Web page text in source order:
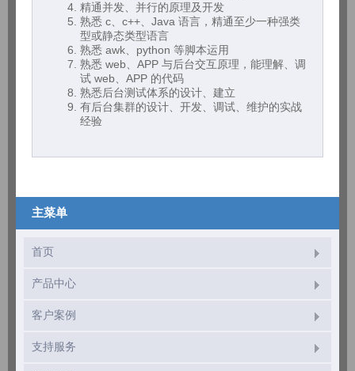
精通并发、并行的原理及开发
熟悉 c、c++、Java 语言，精通至少一种强类
型或静态类型语言
熟悉 awk、python 等脚本运用
熟悉 web、APP 与后台交互原理，能理解、调
试 web、APP 的代码
熟悉后台测试体系的设计、建立
有后台集群的设计、开发、调试、维护的实战
经验
主菜单
首页
产品中心
客户案例
支持服务